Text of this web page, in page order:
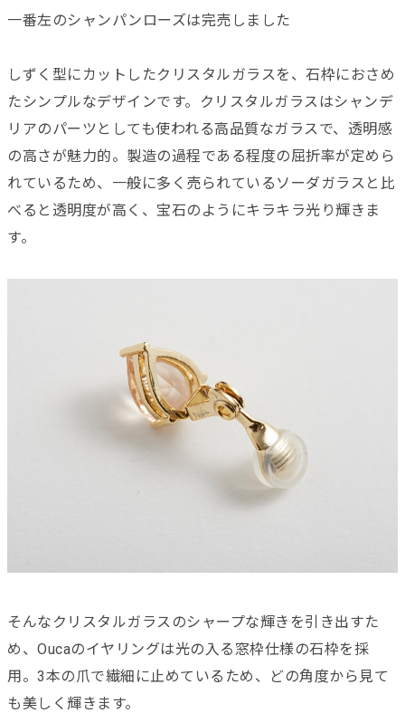
一番左のシャンパンローズは完売しました
しずく型にカットしたクリスタルガラスを、石枠におさめ
たシンプルなデザインです。クリスタルガラスはシャンデ
リアのパーツとしても使われる高品質なガラスで、透明感
の高さが魅力的。製造の過程である程度の屈折率が定めら
れているため、一般に多く売られているソーダガラスと比
べると透明度が高く、宝石のようにキラキラ光り輝きま
す。
そんなクリスタルガラスのシャープな輝きを引き出すた
め、Oucaのイヤリングは光の入る窓枠仕様の石枠を採
用。3本の爪で繊細に止めているため、どの角度から見て
も美しく輝きます。